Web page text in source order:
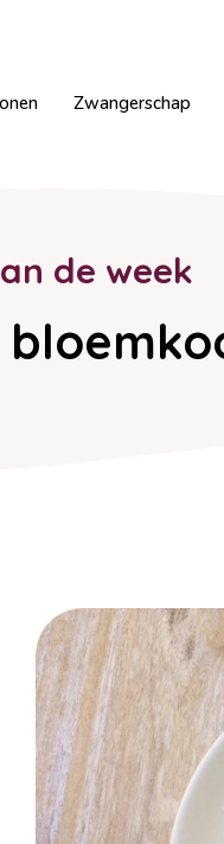
Zwangerschap
de week